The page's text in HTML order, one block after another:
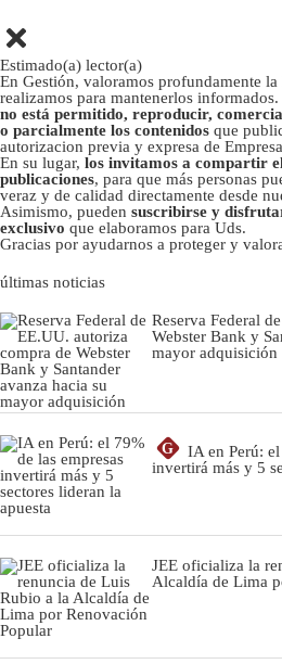
Estimado(a) lector(a)
En Gestión, valoramos profundamente
realizamos para mantenerlos informados.
no está permitido, reproducir,
o parcialmente los contenidos que
autorizacion previa y expresa de
En su lugar, los invitamos a compartir
publicaciones, para que más personas
veraz y de calidad directamente desde
Asimismo, pueden suscribirse y
exclusivo que elaboramos para Uds.
Gracias por ayudarnos a proteger y
últimas noticias
Reserva Federal
Webster Bank y
mayor adquisición
G
IA en Perú:
invertirá más y 5
JEE oficializa la
Alcaldía de Lima